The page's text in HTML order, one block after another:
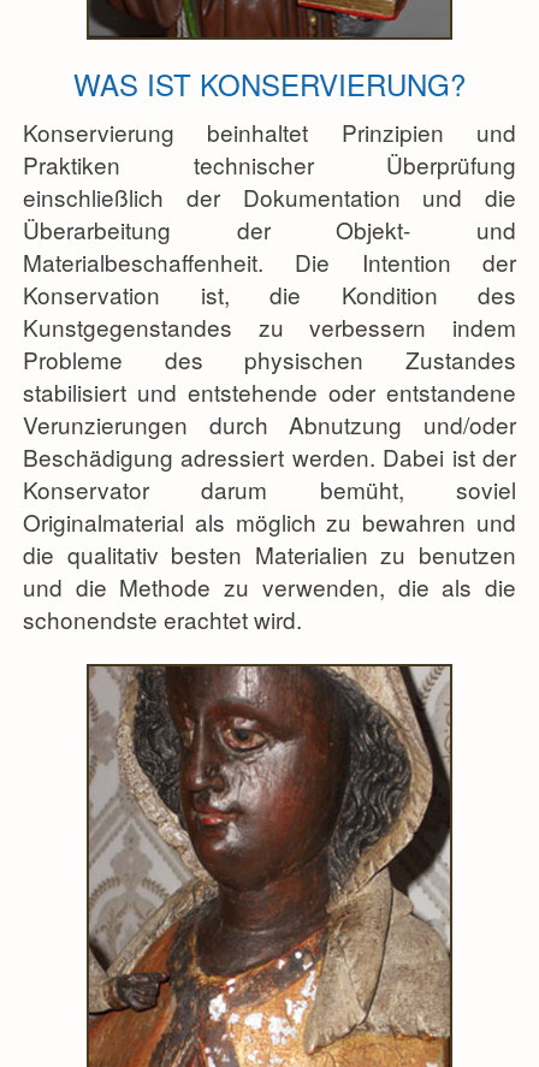
WAS IST KONSERVIERUNG?
Konservierung beinhaltet Prinzipien und
Praktiken technischer Überprüfung
einschließlich der Dokumentation und die
Überarbeitung der Objekt- und
Materialbeschaffenheit. Die Intention der
Konservation ist, die Kondition des
Kunstgegenstandes zu verbessern indem
Probleme des physischen Zustandes
stabilisiert und entstehende oder entstandene
Verunzierungen durch Abnutzung und/oder
Beschädigung adressiert werden. Dabei ist der
Konservator darum bemüht, soviel
Originalmaterial als möglich zu bewahren und
die qualitativ besten Materialien zu benutzen
und die Methode zu verwenden, die als die
schonendste erachtet wird.